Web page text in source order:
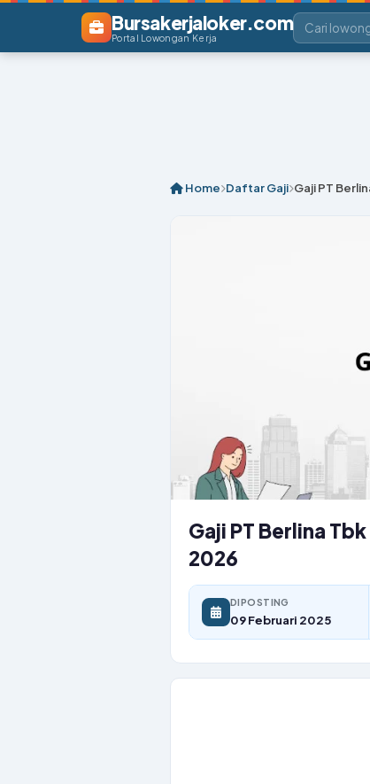
Bursakerjaloker.com
Portal Lowongan Kerja
Home Daftar Gaji Gaji PT
Gaji PT Berlina
2026
DIPOSTING
09 Februari 2025